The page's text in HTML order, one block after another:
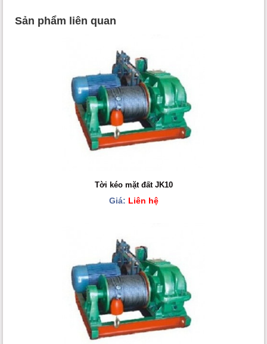
Sản phẩm liên quan
Tời kéo mặt đất JK10
Giá: Liên hệ